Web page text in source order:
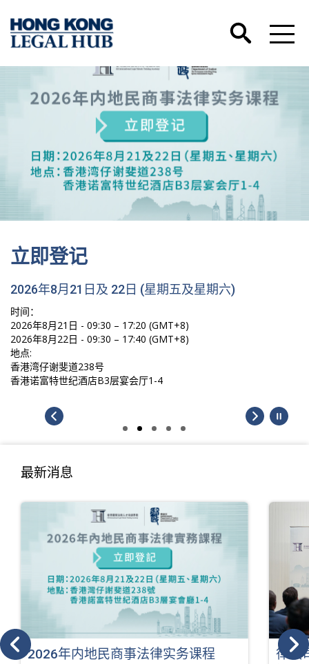
立即登记
2026年8月21日及 22日 (星期五及星期六)
时间：
2026年8月21日 - 09:30 – 17:20 (GMT+8)
2026年8月22日 - 09:30 – 17:40 (GMT+8)
地点:
香港湾仔谢斐道238号
香港诺富特世纪酒店B3层宴会厅1-4
最新消息
2026年内地民商事法律实务课程
律政